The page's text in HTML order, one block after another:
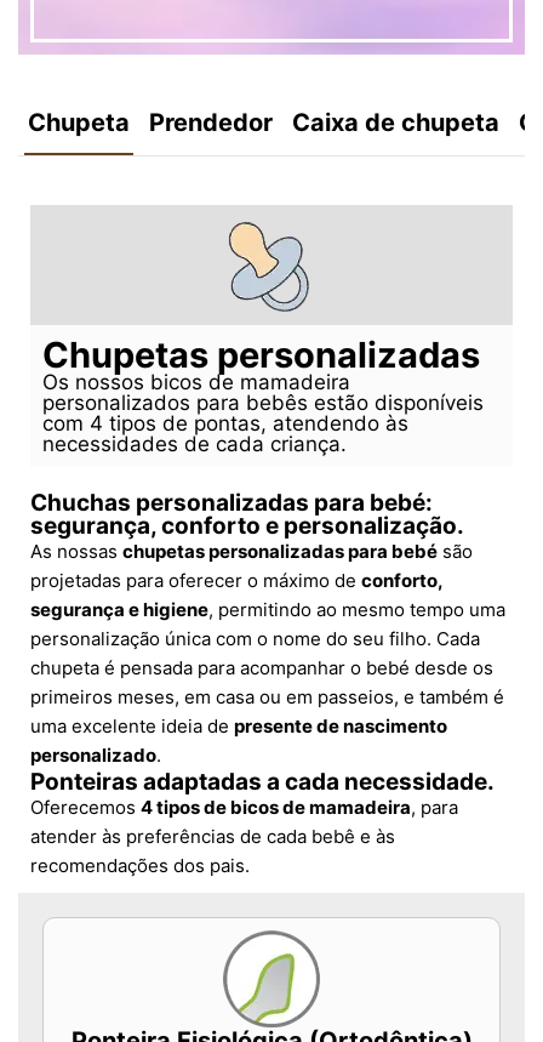
Chupeta Prendedor Caixa de chupeta
Chupetas personalizadas
Os nossos bicos de mamadeira
personalizados para bebês estão disponíveis
com 4 tipos de pontas, atendendo às
necessidades de cada criança.
Chuchas personalizadas para bebé:
segurança, conforto e personalização.
As nossas chupetas personalizadas para bebé são
projetadas para oferecer o máximo de conforto,
segurança e higiene, permitindo ao mesmo tempo uma
personalização única com o nome do seu filho. Cada
chupeta é pensada para acompanhar o bebé desde os
primeiros meses, em casa ou em passeios, e também é
uma excelente ideia de presente de nascimento
personalizado.
Ponteiras adaptadas a cada necessidade.
Oferecemos 4 tipos de bicos de mamadeira, para
atender às preferências de cada bebê e às
recomendações dos pais.